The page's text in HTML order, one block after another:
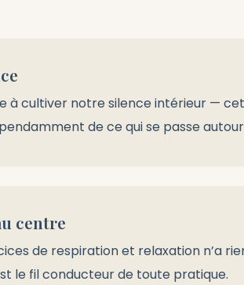
à cultiver notre silence intérieur —
de ce qui se passe
centre
de respiration et relaxation n’a
le fil conducteur de toute pratique.